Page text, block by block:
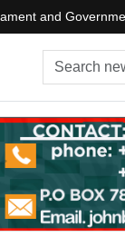
and
Search news